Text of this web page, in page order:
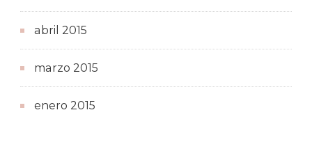
abril 2015
marzo 2015
enero 2015